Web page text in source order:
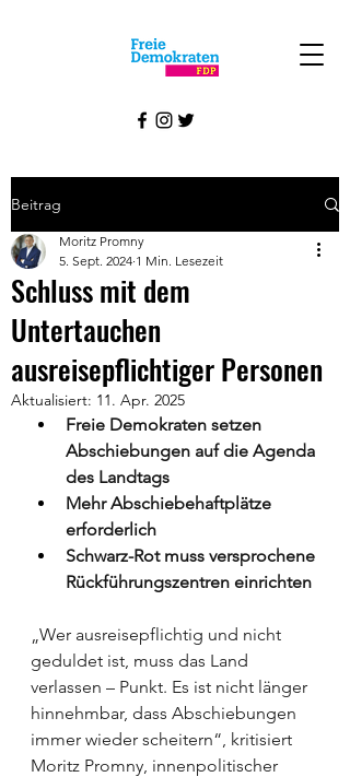
Beitrag
Schluss mit dem
Untertauchen
ausreisepflichtiger Personen
Moritz Promny
5. Sept. 2024 1 Min. Lesezeit
Aktualisiert: 11. Apr. 2025
Freie Demokraten setzen
Abschiebungen auf die Agenda
des Landtags
Mehr Abschiebehaftplätze
erforderlich
Schwarz-Rot muss versprochene
Rückführungszentren einrichten
„Wer ausreisepflichtig und nicht
geduldet ist, muss das Land
verlassen – Punkt. Es ist nicht länger
hinnehmbar, dass Abschiebungen
immer wieder scheitern“, kritisiert
Moritz Promny, innenpolitischer